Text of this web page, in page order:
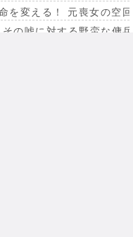
を変える！ 元喪女の空
その嘘に対する野蛮な